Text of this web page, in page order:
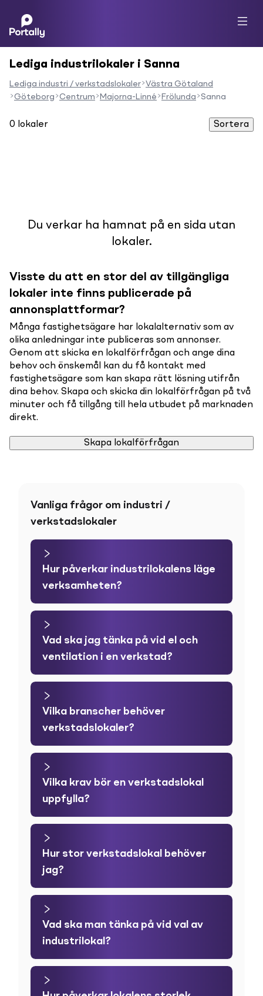
Lediga industrilokaler i Sanna
Lediga industri / verkstadslokaler Västra Götaland
Göteborg
Centrum Majorna-Linné Frölunda Sanna
0 lokaler Sortera
Du verkar ha hamnat på en sida utan
lokaler.
Visste du att en stor del av tillgängliga
lokaler inte finns publicerade på
annonsplattformar?
Många fastighetsägare har lokalalternativ som av
olika anledningar inte publiceras som annonser.
Genom att skicka en lokalförfrågan och ange dina
behov och önskemål kan du få kontakt med
fastighetsägare som kan skapa rätt lösning utifrån
dina behov. Skapa och skicka din lokalförfrågan på två
minuter och få tillgång till hela utbudet på marknaden
direkt.
Skapa lokalförfrågan
Vanliga frågor om industri /
verkstadslokaler
Hur påverkar industrilokalens läge
verksamheten?
Vad ska jag tänka på vid el och
ventilation i en verkstad?
Vilka branscher behöver
verkstadslokaler?
Vilka krav bör en verkstadslokal
uppfylla?
Hur stor verkstadslokal behöver
jag?
Vad ska man tänka på vid val av
industrilokal?